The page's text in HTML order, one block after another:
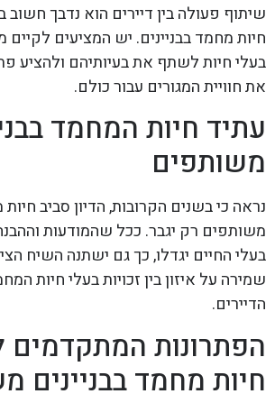
שיתוף פעולה בין דיירים הוא נדבך
חיות מחמד בבניינים. יש המציעים לקיים
בעלי חיות לשתף את בעיותיהם ולהציע
את חוויית המגורים עבור כולם.
עתיד חיות המחמד
משותפים
נראה כי בשנים הקרובות, הדיון סביב חיות
משותפים רק יגבר. ככל שהמודעות
בעלי החיים יגדלו, כך גם ישתנה השיח
שמירה על איזון בין זכויות בעלי חיות
הדיירים.
הפתרונות המתקדמים
חיות מחמד בבניינים